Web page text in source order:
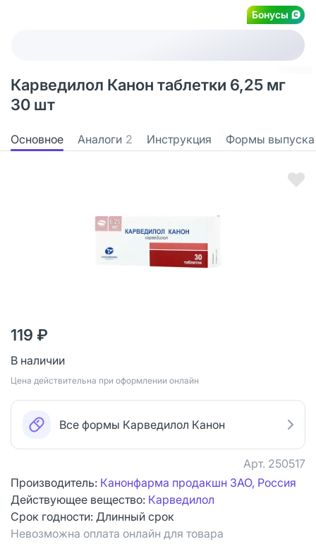
Бонусы
Карведилол Канон таблетки 6,25 мг
30 шт
Основное Аналоги 2 Инструкция Формы выпуска
119 ₽
В наличии
Цена действительна при оформлении онлайн
Все формы Карведилол Канон
Арт. 250517
Производитель: Канонфарма продакшн ЗАО, Россия
Действующее вещество: Карведилол
Срок годности: Длинный срок
Невозможна оплата онлайн для товара